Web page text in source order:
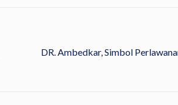
DR. Ambedkar, Simbol